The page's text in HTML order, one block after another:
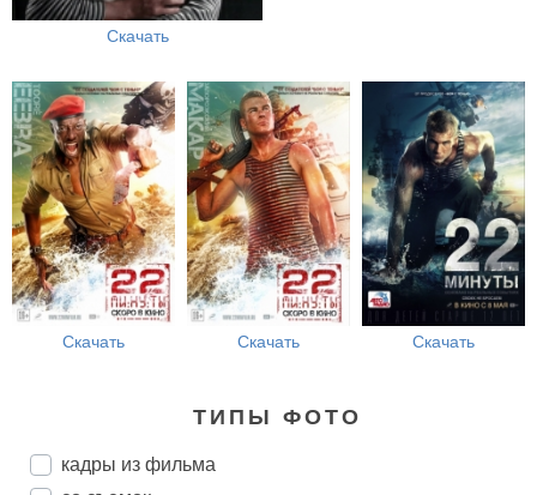
Скачать
Скачать Скачать Скачать
ТИПЫ ФОТО
кадры из фильма